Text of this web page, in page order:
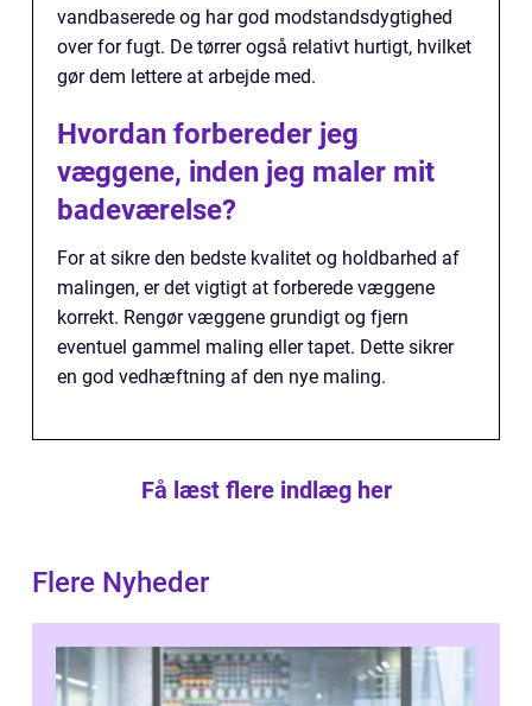
vandbaserede og har god modstandsdygtighed
over for fugt. De tørrer også relativt hurtigt, hvilket
gør dem lettere at arbejde med.
Hvordan forbereder jeg
væggene, inden jeg maler mit
badeværelse?
For at sikre den bedste kvalitet og holdbarhed af
malingen, er det vigtigt at forberede væggene
korrekt. Rengør væggene grundigt og fjern
eventuel gammel maling eller tapet. Dette sikrer
en god vedhæftning af den nye maling.
Få læst flere indlæg her
Flere Nyheder